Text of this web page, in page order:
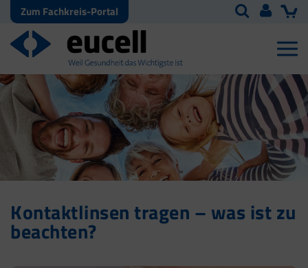
Zum Fachkreis-Portal
Kontaktlinsen tragen – was ist zu
beachten?